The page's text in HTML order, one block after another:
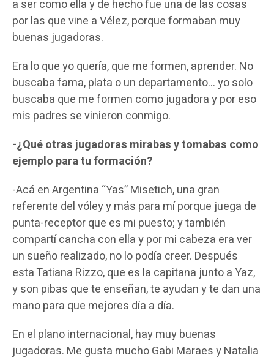
a ser como ella y de hecho fue una de las cosas
por las que vine a Vélez, porque formaban muy
buenas jugadoras.
Era lo que yo quería, que me formen, aprender. No
buscaba fama, plata o un departamento… yo solo
buscaba que me formen como jugadora y por eso
mis padres se vinieron conmigo.
-¿Qué otras jugadoras mirabas y tomabas como
ejemplo para tu formación?
-Acá en Argentina “Yas” Misetich, una gran
referente del vóley y más para mí porque juega de
punta-receptor que es mi puesto; y también
compartí cancha con ella y por mi cabeza era ver
un sueño realizado, no lo podía creer. Después
esta Tatiana Rizzo, que es la capitana junto a Yaz,
y son pibas que te enseñan, te ayudan y te dan una
mano para que mejores día a día.
En el plano internacional, hay muy buenas
jugadoras. Me gusta mucho Gabi Maraes y Natalia